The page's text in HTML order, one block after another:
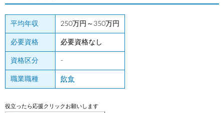
平均年収 250万円～350万円
必要資格 必要資格なし
資格区分 -
職業職種 飲食
役立ったら応援クリックお願いします